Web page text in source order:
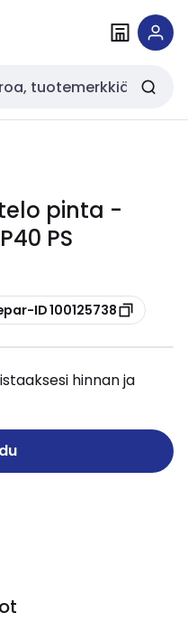
pinta -
PS
ID 100125738
hinnan ja